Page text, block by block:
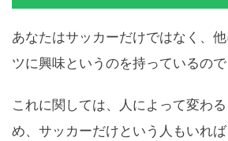
あなたはサッカーだけではなく、
ツに興味というのを持っているの
これに関しては、人によって変わ
め、サッカーだけという人もいれ